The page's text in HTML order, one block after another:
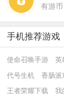
有游
手机推荐游戏
使命召唤手游 英
代号生机 香肠派
王者荣耀下载 我